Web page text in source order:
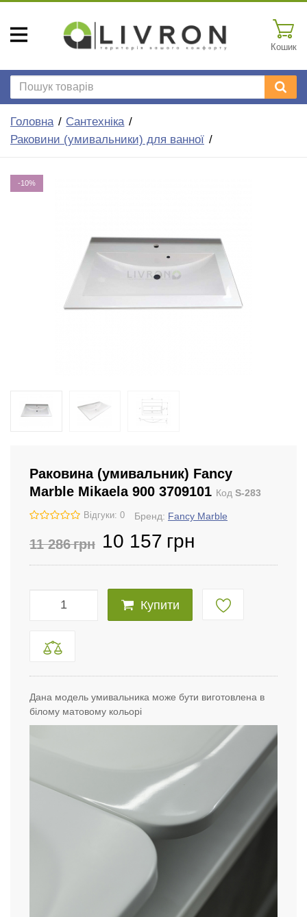
Кошик
Головна
Сантехніка
Раковини (умивальники) для ванної
-10%
Раковина (умивальник) Fancy
Marble Mikaela 900 3709101 Код S-283
Відгуки: 0 Бренд: Fancy Marble
11 286грн 10 157 грн
Купити
Дана модель умивальника може бути виготовлена в
білому матовому кольорі